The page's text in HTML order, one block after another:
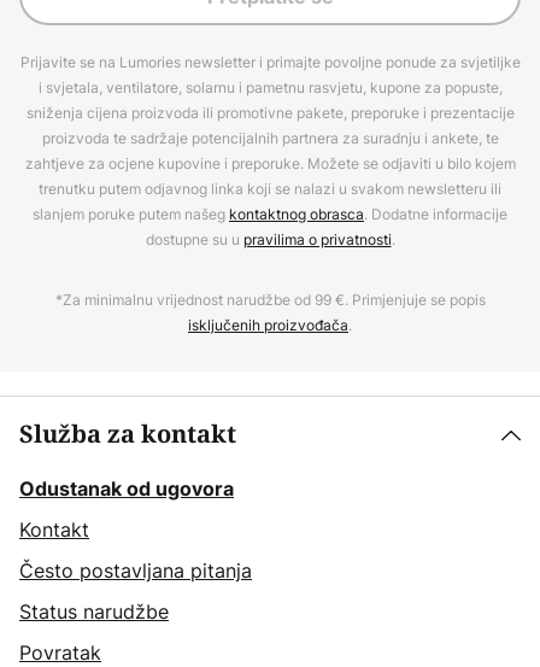
Prijavite se na Lumories newsletter i primajte povoljne ponude za svjetiljke
i svjetala, ventilatore, solarnu i pametnu rasvjetu, kupone za popuste,
sniženja cijena proizvoda ili promotivne pakete, preporuke i prezentacije
proizvoda te sadržaje potencijalnih partnera za suradnju i ankete, te
zahtjeve za ocjene kupovine i preporuke. Možete se odjaviti u bilo kojem
trenutku putem odjavnog linka koji se nalazi u svakom newsletteru ili
slanjem poruke putem našeg kontaktnog obrasca. Dodatne informacije
dostupne su u pravilima o privatnosti.
*Za minimalnu vrijednost narudžbe od 99 €. Primjenjuje se popis
isključenih proizvođača.
Služba za kontakt
Odustanak od ugovora
Kontakt
Često postavljana pitanja
Status narudžbe
Povratak